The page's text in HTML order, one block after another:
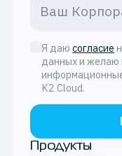
Я даю согласие
данных и желаю
K2 Cloud.
Продукты